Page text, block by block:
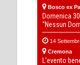
Bosco ex
Domenica
“Nessun
14
Cremona
L'evento